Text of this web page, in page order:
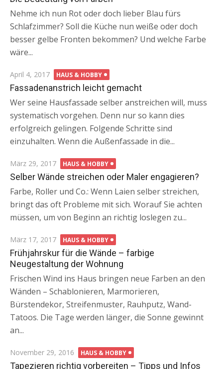
Nehme ich nun Rot oder doch lieber Blau fürs
Schlafzimmer? Soll die Küche nun weiße oder doch
besser gelbe Fronten bekommen? Und welche Farbe
wäre...
Posted
on
April 4, 2017 HAUS & HOBBY
Fassadenanstrich leicht gemacht
Wer seine Hausfassade selber anstreichen will, muss
systematisch vorgehen. Denn nur so kann dies
erfolgreich gelingen. Folgende Schritte sind
einzuhalten. Wenn die Außenfassade in die...
Posted
on
März 29, 2017 HAUS & HOBBY
Selber Wände streichen oder Maler engagieren?
Farbe, Roller und Co.: Wenn Laien selber streichen,
bringt das oft Probleme mit sich. Worauf Sie achten
müssen, um von Beginn an richtig loslegen zu...
Posted
on
März 17, 2017 HAUS & HOBBY
Frühjahrskur für die Wände – farbige
Neugestaltung der Wohnung
Frischen Wind ins Haus bringen neue Farben an den
Wänden – Schablonieren, Marmorieren,
Bürstendekor, Streifenmuster, Rauhputz, Wand-
Tatoos. Die Tage werden länger, die Sonne gewinnt
an...
Posted
on
November 29, 2016 HAUS & HOBBY
Tapezieren richtig vorbereiten – Tipps und Infos